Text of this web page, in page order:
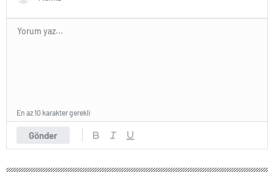
Gönder
En az 10 karakter gerekli